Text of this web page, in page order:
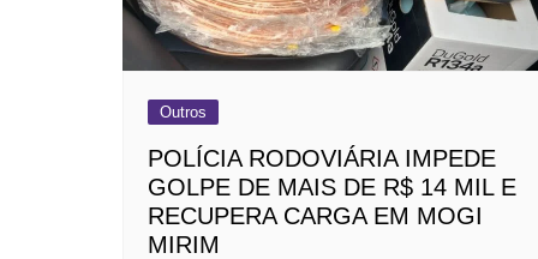
Outros
POLÍCIA RODOVIÁRIA IMPEDE
GOLPE DE MAIS DE R$ 14 MIL E
RECUPERA CARGA EM MOGI
MIRIM